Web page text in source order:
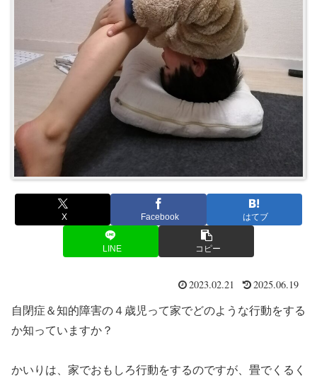
X Facebook はてブ
LINE コピー
2023.02.21 2025.06.19
自閉症＆知的障害の４歳児って家でどのような行動をする
か知っていますか？
かいりは、家でおもしろ行動をするのですが、畳でくるく